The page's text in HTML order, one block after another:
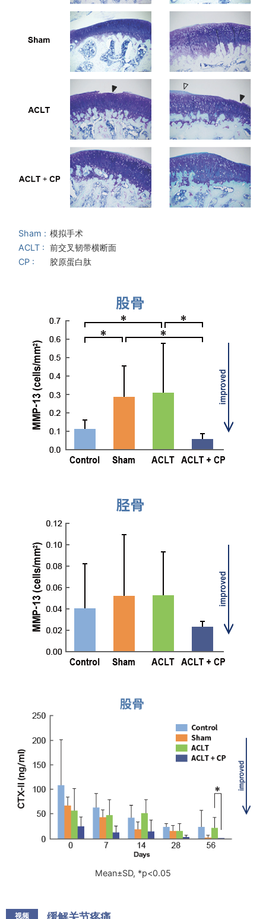
Sham : 模拟手术
ACLT : 前交叉韧带横断面
CP :
胶原蛋白肽
Mean±SD, *p<0.05
视频